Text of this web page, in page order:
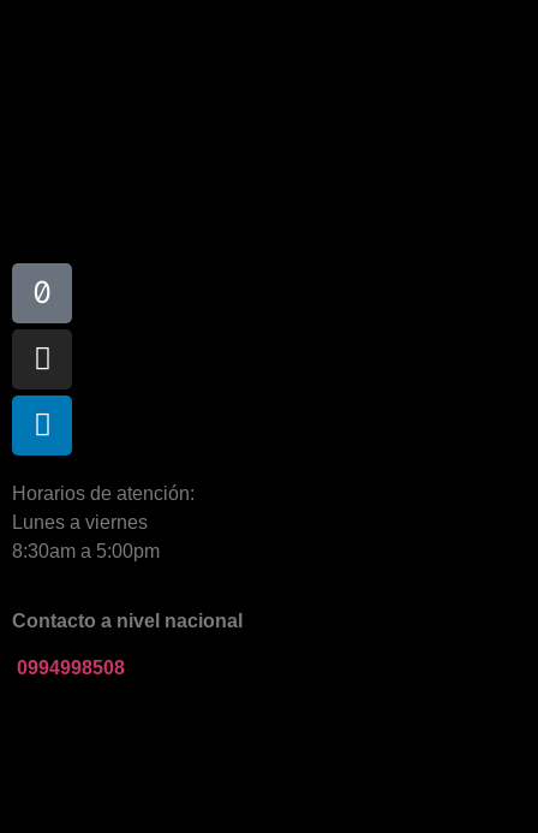
Horarios de atención:
Lunes a viernes
8:30am a 5:00pm
Contacto a nivel nacional
0994998508